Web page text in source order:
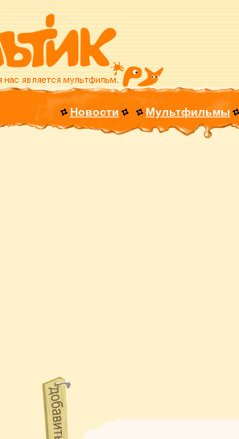
Новости Мультфильмы